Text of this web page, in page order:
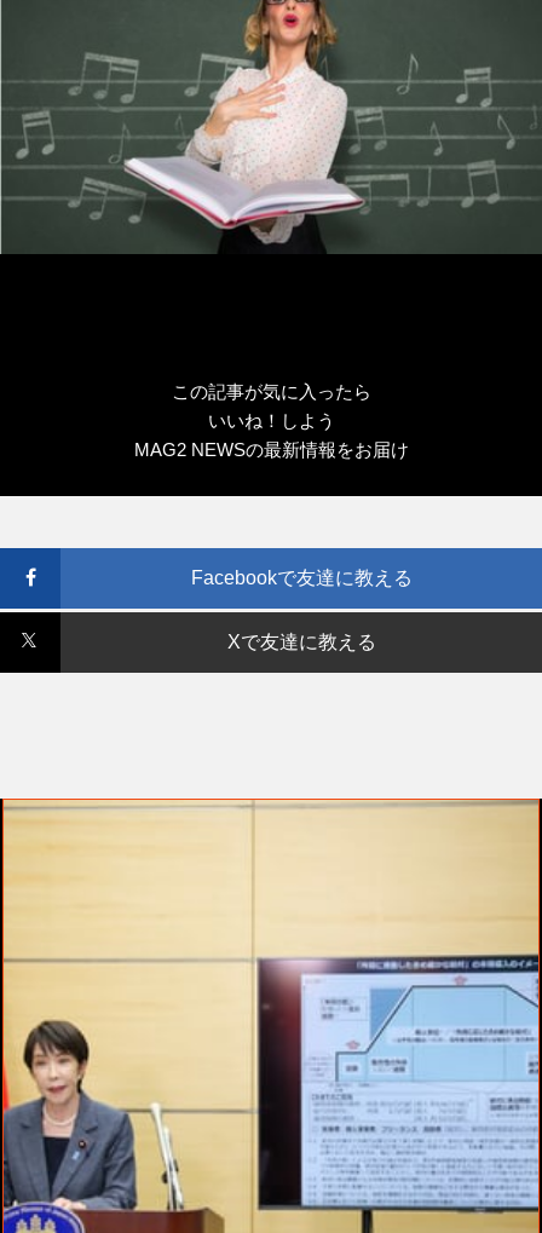
この記事が気に入ったら
いいね！しよう
MAG2 NEWSの最新情報をお届け
Facebookで友達に教える
Xで友達に教える